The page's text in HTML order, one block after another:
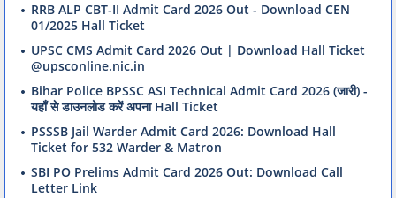
RRB ALP CBT-II Admit Card 2026 Out - Download CEN
01/2025 Hall Ticket
UPSC CMS Admit Card 2026 Out | Download Hall Ticket
@upsconline.nic.in
Bihar Police BPSSC ASI Technical Admit Card 2026 (जारी) -
यहाँ से डाउनलोड करें अपना Hall Ticket
PSSSB Jail Warder Admit Card 2026: Download Hall
Ticket for 532 Warder & Matron
SBI PO Prelims Admit Card 2026 Out: Download Call
Letter Link